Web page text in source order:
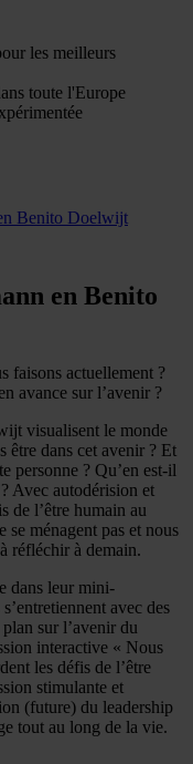
les meilleurs
toute l'Europe
Benito Doelwijt
en Benito
faisons actuellement ?
avance sur l’avenir ?
visualisent le monde
être dans cet avenir ? Et
personne ? Qu’en est-il
Avec autodérision et
de l’être humain au
ménagent pas et nous
réfléchir à demain.
dans leur mini-
avec des
sur l’avenir du
interactive « Nous
les défis de l’être
stimulante et
(future) du leadership
tout au long de la vie.